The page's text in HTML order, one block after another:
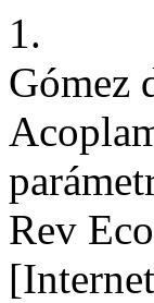
1.
Gómez
Rev